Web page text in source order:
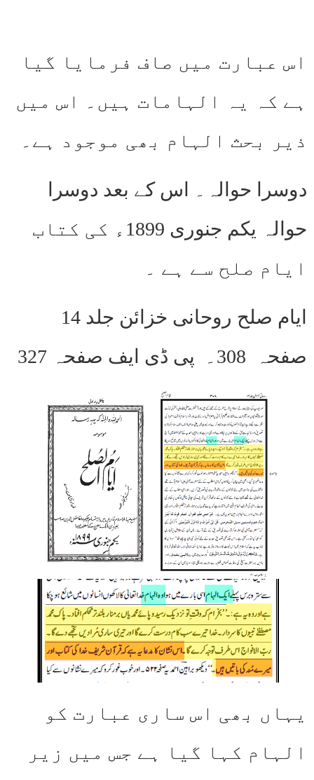
اس عبارت میں صاف فرمایا گیا
ہے کہ یہ الہامات ہیں۔ اس میں
ذیر بحث الہام بھی موجود ہے۔
دوسرا حوالہ۔ اس کے بعد دوسرا
حوالہ یکم جنوری 1899ء کی کتاب
ایام صلح سے ہے ۔
ایام صلح روحانی خزائن جلد 14
صفحہ 308۔ پی ڈی ایف صفحہ 327
یہاں بھی اس ساری عبارت کو
الہام کہا گیا ہے جس میں زیر